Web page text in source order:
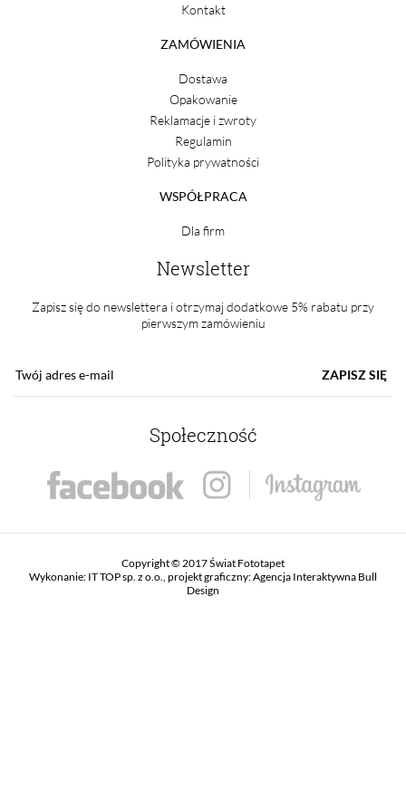
Kontakt
ZAMÓWIENIA
Dostawa
Opakowanie
Reklamacje i zwroty
Regulamin
Polityka prywatności
WSPÓŁPRACA
Dla firm
Newsletter
Zapisz się do newslettera i otrzymaj dodatkowe 5% rabatu przy
pierwszym zamówieniu
ZAPISZ SIĘ
Społeczność
Copyright © 2017 Świat Fototapet
Wykonanie: IT TOP sp. z o.o. , projekt graficzny:Agencja Interaktywna Bull
Design